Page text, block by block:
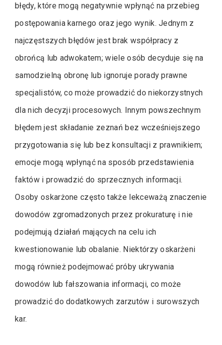
błędy, które mogą negatywnie wpłynąć na przebieg
postępowania karnego oraz jego wynik. Jednym z
najczęstszych błędów jest brak współpracy z
obrońcą lub adwokatem; wiele osób decyduje się na
samodzielną obronę lub ignoruje porady prawne
specjalistów, co może prowadzić do niekorzystnych
dla nich decyzji procesowych. Innym powszechnym
błędem jest składanie zeznań bez wcześniejszego
przygotowania się lub bez konsultacji z prawnikiem;
emocje mogą wpłynąć na sposób przedstawienia
faktów i prowadzić do sprzecznych informacji.
Osoby oskarżone często także lekceważą znaczenie
dowodów zgromadzonych przez prokuraturę i nie
podejmują działań mających na celu ich
kwestionowanie lub obalanie. Niektórzy oskarżeni
mogą również podejmować próby ukrywania
dowodów lub fałszowania informacji, co może
prowadzić do dodatkowych zarzutów i surowszych
kar.